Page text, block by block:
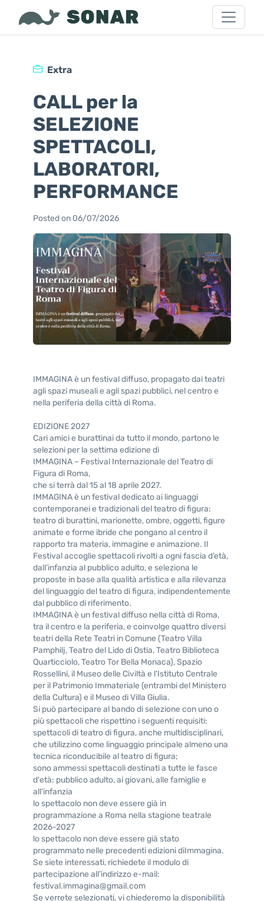
Extra
CALL per la
SELEZIONE
SPETTACOLI,
LABORATORI,
PERFORMANCE
Posted on 06/07/2026
IMMAGINA è un festival diffuso, propagato dai teatri
agli spazi museali e agli spazi pubblici, nel centro e
nella periferia della città di Roma.
EDIZIONE 2027
Cari amici e burattinai da tutto il mondo, partono le
selezioni per la settima edizione di
IMMAGINA – Festival Internazionale del Teatro di
Figura di Roma,
che si terrà dal 15 al 18 aprile 2027.
IMMAGINA è un festival dedicato ai linguaggi
contemporanei e tradizionali del teatro di figura:
teatro di burattini, marionette, ombre, oggetti, figure
animate e forme ibride che pongano al centro il
rapporto tra materia, immagine e animazione. Il
Festival accoglie spettacoli rivolti a ogni fascia d’età,
dall’infanzia al pubblico adulto, e seleziona le
proposte in base alla qualità artistica e alla rilevanza
del linguaggio del teatro di figura, indipendentemente
dal pubblico di riferimento.
IMMAGINA è un festival diffuso nella città di Roma,
tra il centro e la periferia, e coinvolge quattro diversi
teatri della Rete Teatri in Comune (Teatro Villa
Pamphilj, Teatro del Lido di Ostia, Teatro Biblioteca
Quarticciolo, Teatro Tor Bella Monaca), Spazio
Rossellini, il Museo delle Civiltà e l’Istituto Centrale
per il Patrimonio Immateriale (entrambi del Ministero
della Cultura) e il Museo di Villa Giulia.
Si può partecipare al bando di selezione con uno o
più spettacoli che rispettino i seguenti requisiti:
spettacoli di teatro di figura, anche multidisciplinari,
che utilizzino come linguaggio principale almeno una
tecnica riconducibile al teatro di figura;
sono ammessi spettacoli destinati a tutte le fasce
d'età: pubblico adulto, ai giovani, alle famiglie e
all’infanzia
lo spettacolo non deve essere già in
programmazione a Roma nella stagione teatrale
2026-2027
lo spettacolo non deve essere già stato
programmato nelle precedenti edizioni diImmagina.
Se siete interessati, richiedete il modulo di
partecipazione all’indirizzo e-mail:
festival.immagina@gmail.com
Se verrete selezionati, vi chiederemo la disponibilità